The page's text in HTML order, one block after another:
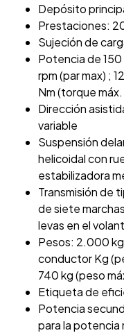
Depósito
Prestaciones:
Sujeción de
Potencia de 150
rpm (par max) ;
Nm (torque
Dirección
variable
Suspensión
helicoidal con
estabilizadora
Transmisión de
de siete
levas en el
Pesos: 2.000 kg
conductor Kg
740 kg (peso
Etiqueta de
Potencia
para la potencia